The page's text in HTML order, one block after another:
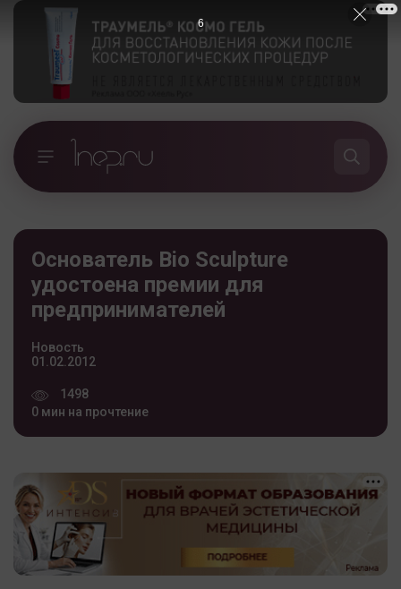
Основатель Bio Sculpture
удостоена премии для
предпринимателей
Новость
01.02.2012
1498
0 мин на прочтение
5